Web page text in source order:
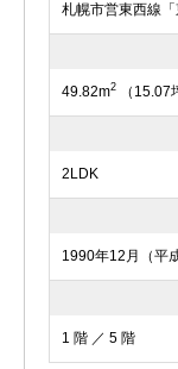
札幌市営東西線
49.82m2 （15.07
2LDK
1990年12月（平
1 階 ／ 5 階